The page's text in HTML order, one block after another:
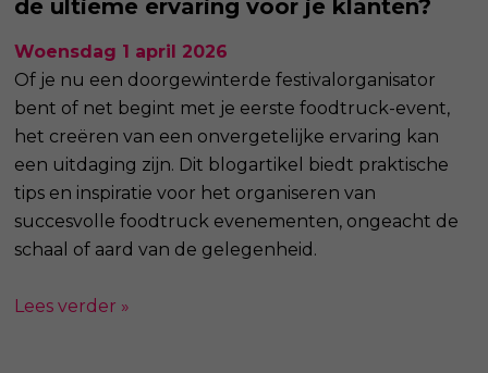
de ultieme ervaring voor je klanten?
Woensdag 1 april 2026
Of je nu een doorgewinterde festivalorganisator
bent of net begint met je eerste foodtruck-event,
het creëren van een onvergetelijke ervaring kan
een uitdaging zijn. Dit blogartikel biedt praktische
tips en inspiratie voor het organiseren van
succesvolle foodtruck evenementen, ongeacht de
schaal of aard van de gelegenheid.
Lees verder »